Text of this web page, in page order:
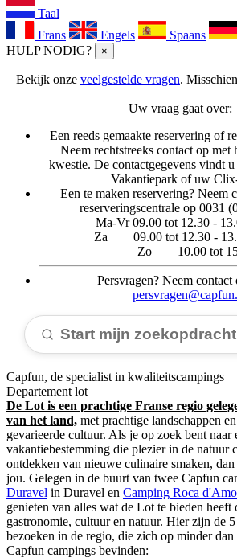
Taal
Frans
Engels Spaans
HULP NODIG?
×
Bekijk onze veelgestelde vragen.
Uw vraag gaat over:
Een reeds gemaakte reservering of
Neem rechtstreeks contact op met
kwestie. De contactgegevens vindt
Vakantiepark of uw
Een te maken reservering? Neem
reserveringscentrale op 0031
Ma-Vr 09.00 tot 12.30 -
Za 09.00 tot 12.30 -
Zo 10.00 tot
Persvragen? Neem
Start mijn zoekopdracht
Capfun, de specialist in kwaliteitscampings
Departement lot
De Lot is een prachtige Franse regio
van het land, met prachtige landschappen
gevarieerde cultuur. Als je op zoek bent naar
vakantiebestemming die plezier in de natuur
ontdekken van nieuwe culinaire smaken,
jou. Gelegen in de buurt van twee Capfun
Duravel in Duravel en Camping Roca
genieten van alles wat de Lot te bieden heeft
gastronomie, cultuur en natuur. Hier zijn de
bezoeken in de regio, die zich op minder
Capfun campings bevinden: